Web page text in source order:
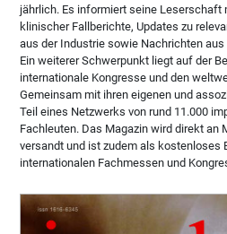
jährlich. Es informiert seine Leserschaft
klinischer Fallberichte, Updates zu
aus der Industrie sowie Nachrichten
Ein weiterer Schwerpunkt liegt auf der
internationale Kongresse und den
Gemeinsam mit ihren eigenen und
Teil eines Netzwerks von rund 11.000
Fachleuten. Das Magazin wird direkt an
versandt und ist zudem als kostenloses
internationalen Fachmessen und